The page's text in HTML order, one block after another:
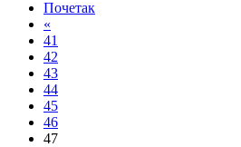
Почетак
«
41
42
43
44
45
46
47